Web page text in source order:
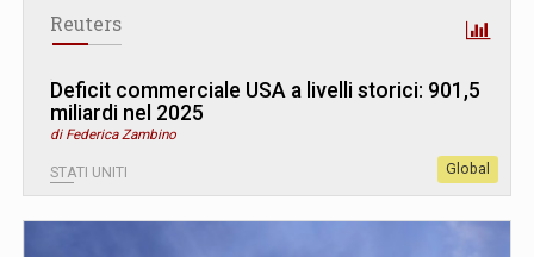
Reuters
Deficit commerciale USA a livelli storici: 901,5
miliardi nel 2025
di Federica Zambino
STATI UNITI Global